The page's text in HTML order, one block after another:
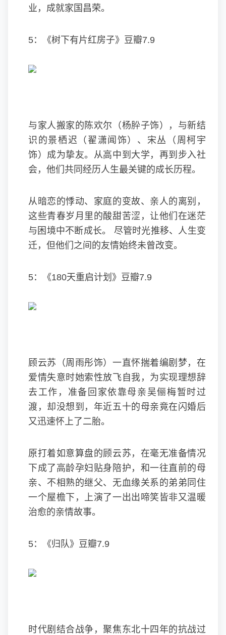
业，成就家国昌荣。
5：《树下有片红房子》豆瓣7.9
与家人搬家的陈欢尔（杨肸子饰），与新结
识的景栖迟（翟潇闻饰）、宋丛（周柯宇
饰）成为挚友。从高中到大学，再到步入社
会，他们共同经历人生最关键的成长历程。
从暗恋的悸动、家庭的变故、亲人的离别，
这些青春岁月里的酸甜苦涩，让他们在迷茫
与困境中不断成长。 尽管时光推移、人生变
迁，但他们之间的友情始终未曾改变。
5：《180天重启计划》豆瓣7.9
顾云苏（周雨彤饰）一直怀揣着编剧梦，在
爱情失意时她索性放飞自我，为实现理想辞
去工作，准备回家依靠母亲吴俪梅暂时过
渡，却没想到，年近五十的母亲竟在闪婚后
又迅速怀上了二胎。
原打着如意算盘的顾云苏，在毫无准备情况
下成了高龄孕妇贴身陪护，和一往直前的母
亲、不相熟的继父、无血缘关系的弟弟同住
一个屋檐下，上演了一出出啼笑皆非又温暖
治愈的亲情故事。
5：《归队》豆瓣7.9
时代剧结合战争，聚焦东北十四年的抗战过